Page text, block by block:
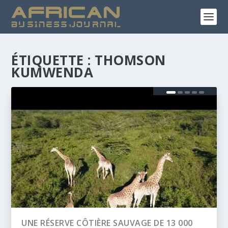
ÉTIQUETTE : THOMSON
KUMWENDA
BANQUE AFRICAINE DE DÉVELOPPEMENT